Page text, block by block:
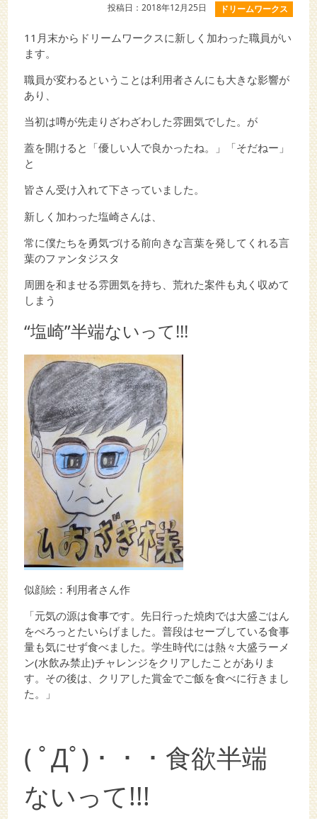
ドリームワークス
投稿日：2018年12月25日
11月末からドリームワークスに新しく加わった職員がい
ます。
職員が変わるということは利用者さんにも大きな影響が
あり、
当初は噂が先走りざわざわした雰囲気でした。が
蓋を開けると「優しい人で良かったね。」「そだねー」
と
皆さん受け入れて下さっていました。
新しく加わった塩崎さんは、
常に僕たちを勇気づける前向きな言葉を発してくれる言
葉のファンタジスタ
周囲を和ませる雰囲気を持ち、荒れた案件も丸く収めて
しまう
“塩崎”半端ないって!!!
似顔絵：利用者さん作
「元気の源は食事です。先日行った焼肉では大盛ごはん
をぺろっとたいらげました。普段はセーブしている食事
量も気にせず食べました。学生時代には熱々大盛ラーメ
ン(水飲み禁止)チャレンジをクリアしたことがありま
す。その後は、クリアした賞金でご飯を食べに行きまし
た。」
( ﾟДﾟ)・・・食欲半端
ないって!!!